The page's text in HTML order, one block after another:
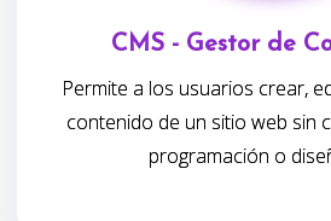
CMS - Gestor de
Permite a los usuarios crear,
contenido de un sitio web sin
programación o